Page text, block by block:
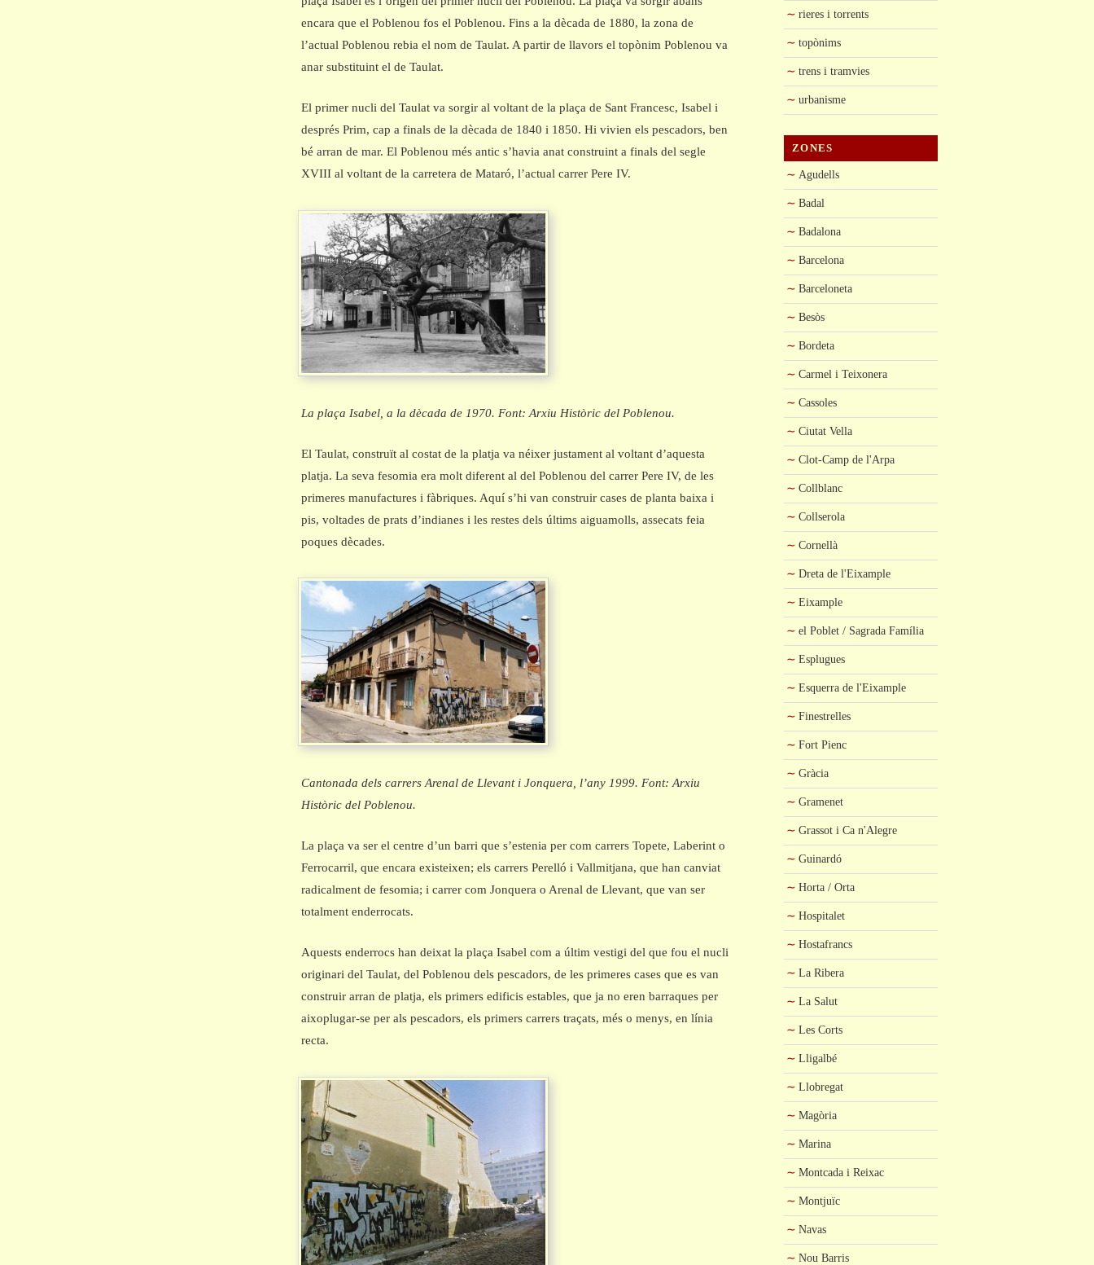
encara que el Poblenou fos el Poblenou. Fins a la dècada de 1880, la zona de
l’actual Poblenou rebia el nom de Taulat. A partir de llavors el topònim Poblenou va
anar substituint el de Taulat.
El primer nucli del Taulat va sorgir al voltant de la plaça de Sant Francesc, Isabel i
després Prim, cap a finals de la dècada de 1840 i 1850. Hi vivien els pescadors, ben
bé arran de mar. El Poblenou més antic s’havia anat construint a finals del segle
XVIII al voltant de la carretera de Mataró, l’actual carrer Pere IV.
La plaça Isabel, a la dècada de 1970. Font: Arxiu Històric del Poblenou.
El Taulat, construït al costat de la platja va néixer justament al voltant d’aquesta
platja. La seva fesomia era molt diferent al del Poblenou del carrer Pere IV, de les
primeres manufactures i fàbriques. Aquí s’hi van construir cases de planta baixa i
pis, voltades de prats d’indianes i les restes dels últims aiguamolls, assecats feia
poques dècades.
Cantonada dels carrers Arenal de Llevant i Jonquera, l’any 1999. Font: Arxiu
Històric del Poblenou.
La plaça va ser el centre d’un barri que s’estenia per com carrers Topete, Laberint o
Ferrocarril, que encara existeixen; els carrers Perelló i Vallmitjana, que han canviat
radicalment de fesomia; i carrer com Jonquera o Arenal de Llevant, que van ser
totalment enderrocats.
Aquests enderrocs han deixat la plaça Isabel com a últim vestigi del que fou el nucli
originari del Taulat, del Poblenou dels pescadors, de les primeres cases que es van
construir arran de platja, els primers edificis estables, que ja no eren barraques per
aixoplugar-se per als pescadors, els primers carrers traçats, més o menys, en línia
recta.
rieres i torrents
topònims
trens i tramvies
urbanisme
ZONES
Agudells
Badal
Badalona
Barcelona
Barceloneta
Besòs
Bordeta
Carmel i Teixonera
Cassoles
Ciutat Vella
Clot-Camp de l'Arpa
Collblanc
Collserola
Cornellà
Dreta de l'Eixample
Eixample
el Poblet / Sagrada Família
Esplugues
Esquerra de l'Eixample
Finestrelles
Fort Pienc
Gràcia
Gramenet
Grassot i Ca n'Alegre
Guinardó
Horta / Orta
Hospitalet
Hostafrancs
La Ribera
La Salut
Les Corts
Lligalbé
Llobregat
Magòria
Marina
Montcada i Reixac
Montjuïc
Navas
Nou Barris